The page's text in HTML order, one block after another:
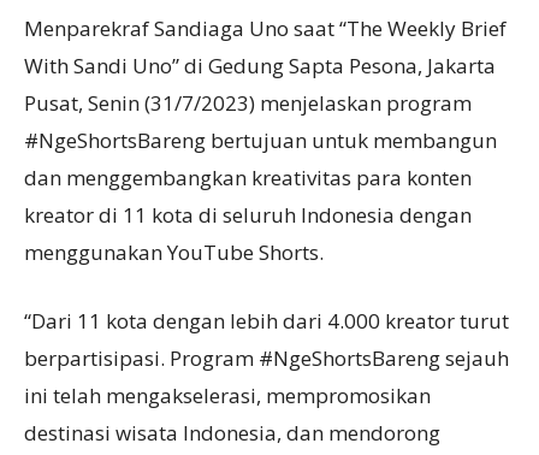
Menparekraf Sandiaga Uno saat “The Weekly Brief
With Sandi Uno” di Gedung Sapta Pesona, Jakarta
Pusat, Senin (31/7/2023) menjelaskan program
#NgeShortsBareng bertujuan untuk membangun
dan menggembangkan kreativitas para konten
kreator di 11 kota di seluruh Indonesia dengan
menggunakan YouTube Shorts.
“Dari 11 kota dengan lebih dari 4.000 kreator turut
berpartisipasi. Program #NgeShortsBareng sejauh
ini telah mengakselerasi, mempromosikan
destinasi wisata Indonesia, dan mendorong